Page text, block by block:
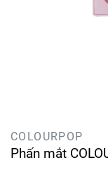
COLOURPOP
Phấn mắt